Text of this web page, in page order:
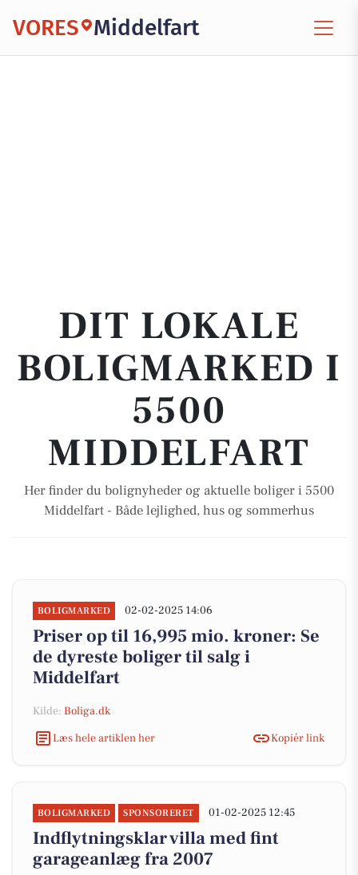
VORES Middelfart
DIT LOKALE
BOLIGMARKED I
5500
MIDDELFART
Her finder du bolignyheder og aktuelle boliger i 5500
Middelfart - Både lejlighed, hus og sommerhus
BOLIGMARKED 02-02-2025 14:06
Priser op til 16,995 mio. kroner: Se
de dyreste boliger til salg i
Middelfart
Kilde: Boliga.dk
Læs hele artiklen her
Kopiér link
BOLIGMARKED SPONSORERET 01-02-2025 12:45
Indflytningsklar villa med fint
garageanlæg fra 2007